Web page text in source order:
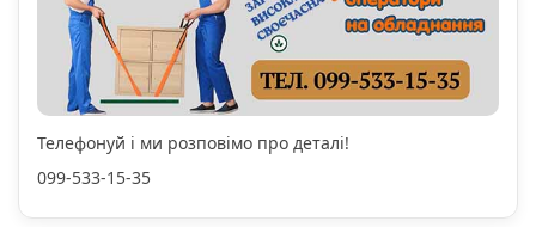
Телефонуй і ми розповімо про деталі!
099-533-15-35